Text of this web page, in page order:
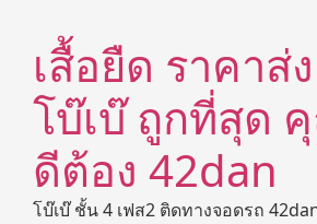
เสื้อยืด ราคาส่
โบ๊เบ๊ ถูกที่สุด
ดีต้อง 42dan
โบ๊เบ๊ ชั้น 4 เฟส2 ติดทางจอดรถ